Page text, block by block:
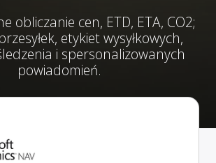
obliczanie cen, ETD, ETA, CO2;
etykiet wysyłkowych,
i spersonalizowanych
powiadomień.